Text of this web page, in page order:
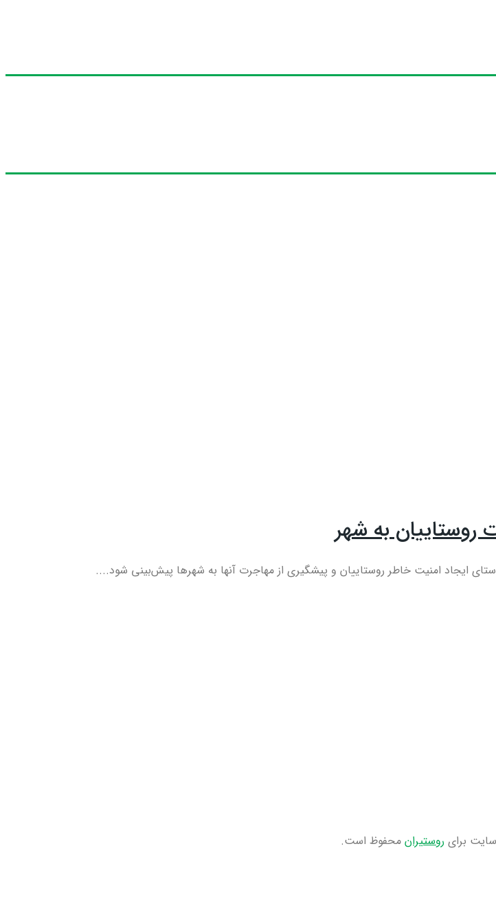
روستاییان به شهر
ایجاد امنیت خاطر روستاییان و پیشگیری از مهاجرت آنها به شهرها پیش‌بینی شود....
برای روستیران محفوظ است.